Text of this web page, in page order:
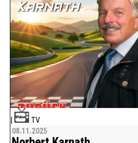
|
TV
08.11.2025